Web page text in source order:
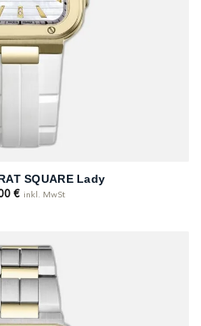
SQUARE Lady
€ inkl. MwSt